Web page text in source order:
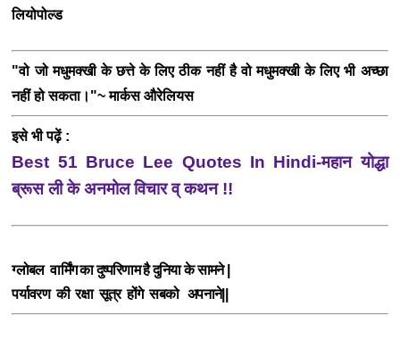
लियोपोल्ड
"वो जो मधुमक्खी के छत्ते के लिए ठीक नहीं है वो मधुमक्खी के लिए भी अच्छा
नहीं हो सकता। "~मार्कस औरेलियस
इसे भी पढ़ें :
Best 51 Bruce Lee Quotes In Hindi-महान योद्धा
ब्रूस ली के अनमोल विचार व् कथन !!
ग्लोबल वार्मिंग का दुष्परिणाम है दुनिया के सामने |
पर्यावरण की रक्षा सूत्र होंगे सबको अपनाने||